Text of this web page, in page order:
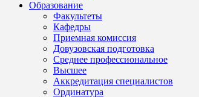
Образование
Факультеты
Кафедры
Приемная комиссия
Довузовская подготовка
Среднее профессиональное
Высшее
Аккредитация специалистов
Ординатура